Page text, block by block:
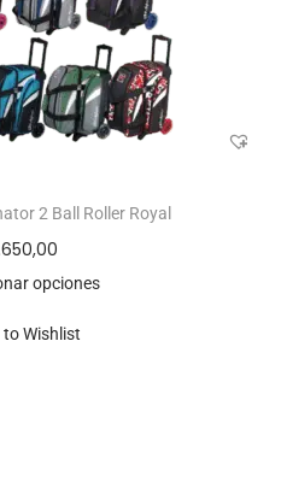
2 Ball Roller Royal
opciones
to Wishlist